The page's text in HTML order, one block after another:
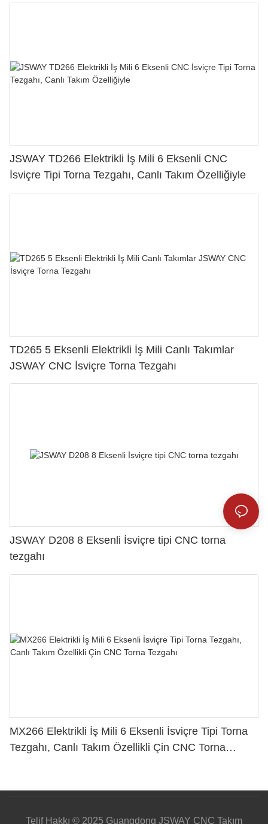
JSWAY TD266 Elektrikli İş Mili 6 Eksenli CNC
İsviçre Tipi Torna Tezgahı, Canlı Takım Özelliğiyle
TD265 5 Eksenli Elektrikli İş Mili Canlı Takımlar
JSWAY CNC İsviçre Torna Tezgahı
JSWAY D208 8 Eksenli İsviçre tipi CNC torna
tezgahı
MX266 Elektrikli İş Mili 6 Eksenli İsviçre Tipi Torna
Tezgahı, Canlı Takım Özellikli Çin CNC Torna
Telif Hakkı © 2025 Guangdong JSWAY CNC Takım